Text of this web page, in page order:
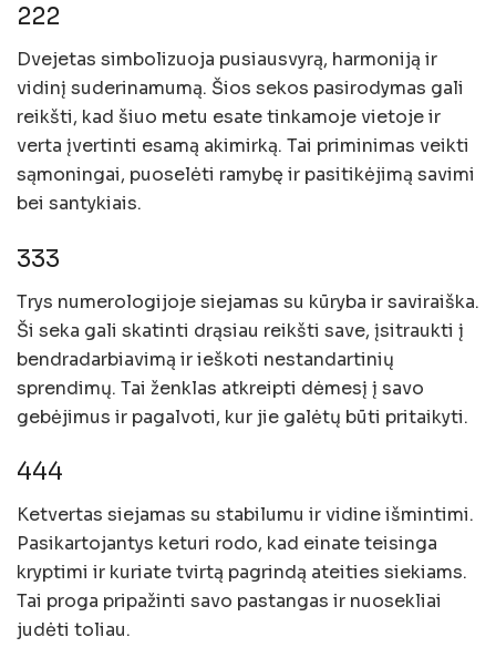
222
Dvejetas simbolizuoja pusiausvyrą, harmoniją ir
vidinį suderinamumą. Šios sekos pasirodymas gali
reikšti, kad šiuo metu esate tinkamoje vietoje ir
verta įvertinti esamą akimirką. Tai priminimas veikti
sąmoningai, puoselėti ramybę ir pasitikėjimą savimi
bei santykiais.
333
Trys numerologijoje siejamas su kūryba ir saviraiška.
Ši seka gali skatinti drąsiau reikšti save, įsitraukti į
bendradarbiavimą ir ieškoti nestandartinių
sprendimų. Tai ženklas atkreipti dėmesį į savo
gebėjimus ir pagalvoti, kur jie galėtų būti pritaikyti.
444
Ketvertas siejamas su stabilumu ir vidine išmintimi.
Pasikartojantys keturi rodo, kad einate teisinga
kryptimi ir kuriate tvirtą pagrindą ateities siekiams.
Tai proga pripažinti savo pastangas ir nuosekliai
judėti toliau.